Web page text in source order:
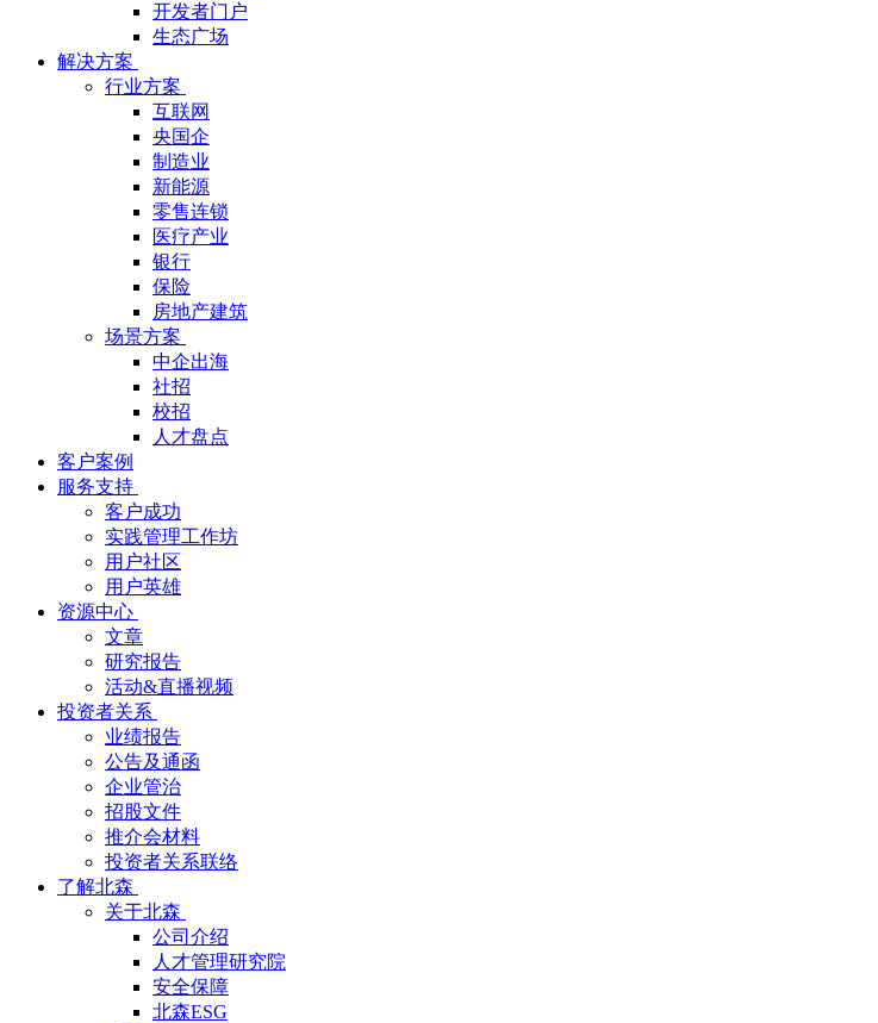
开发者门户
生态广场
解决方案
行业方案
互联网
央国企
制造业
新能源
零售连锁
医疗产业
银行
保险
房地产建筑
场景方案
中企出海
社招
校招
人才盘点
客户案例
服务支持
客户成功
实践管理工作坊
用户社区
用户英雄
资源中心
文章
研究报告
活动&直播视频
投资者关系
业绩报告
公告及通函
企业管治
招股文件
推介会材料
投资者关系联络
了解北森
关于北森
公司介绍
人才管理研究院
安全保障
北森ESG